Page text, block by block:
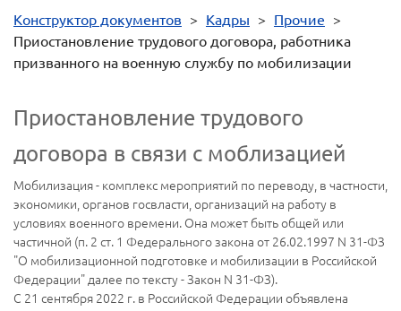
Конструктор документов > Кадры > Прочие >
Приостановление трудового договора, работника
призванного на военную службу по мобилизации
Приостановление трудового
договора в связи с моблизацией
Мобилизация - комплекс мероприятий по переводу, в частности,
экономики, органов госвласти, организаций на работу в
условиях военного времени. Она может быть общей или
частичной (п. 2 ст. 1 Федерального закона от 26.02.1997 N 31-ФЗ
"О мобилизационной подготовке и мобилизации в Российской
Федерации" далее по тексту - Закон N 31-ФЗ).
С 21 сентября 2022 г. в Российской Федерации объявлена